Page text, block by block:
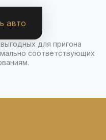
авто
для пригона
соответствующих